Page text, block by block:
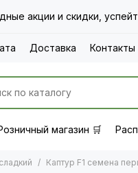
акции и скидки,
Доставка Контакты
магазин 🛒
Каптур F1 семена